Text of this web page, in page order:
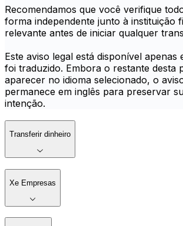
Recomendamos que você verifique
forma independente junto à instituição
relevante antes de iniciar qualquer
Este aviso legal está disponível apenas
foi traduzido. Embora o restante desta
aparecer no idioma selecionado, o
permanece em inglês para preservar
intenção.
Transferir dinheiro
Xe Empresas